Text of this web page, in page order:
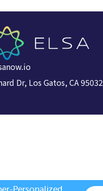
Dr, Los Gatos, CA 95032